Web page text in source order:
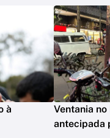
à
Ventania no
antecipada